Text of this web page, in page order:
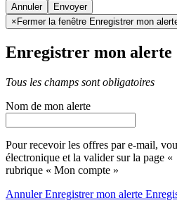
Annuler
× Fermer la fenêtre Enregistrer mon
Enregistrer mon alerte
Tous les champs sont obligatoires
Nom de mon alerte
Pour recevoir les offres par e-mail,
électronique et la valider sur la page «
rubrique « Mon compte »
AnnulerEnregistrer mon alerte